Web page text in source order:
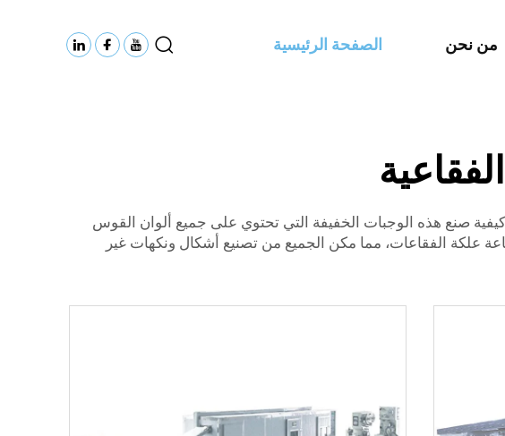
الصفحة الرئيسية من نحن
صنع هذه الوجبات الخفيفة التي تحتوي على جميع ألوان القوس
علكة الفقاعات، مما مكن الجميع من تصنيع أشكال ونكهات غير